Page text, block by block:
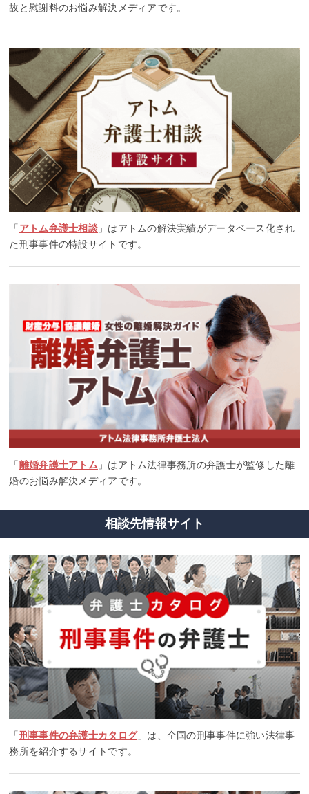
故と慰謝料のお悩み解決メディアです。
「 アトム弁護士相談」はアトムの解決実績がデータベース化され
た刑事事件の特設サイトです。
「離婚弁護士アトム 」はアトム法律事務所の弁護士が監修した離
婚のお悩み解決メディアです。
相談先情報サイト
「刑事事件の弁護士カタログ」は、全国の刑事事件に強い法律事
務所を紹介するサイトです。